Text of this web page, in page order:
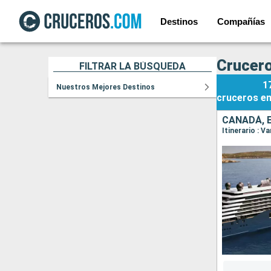
Destinos Compañías
FILTRAR LA BÚSQUEDA
Nuestros Mejores Destinos
cruceros
CANADÁ,